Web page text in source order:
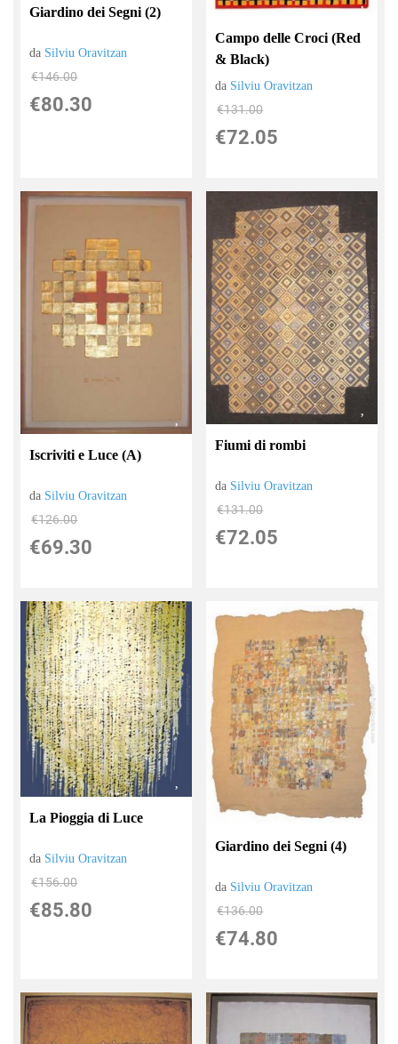
Giardino dei Segni (2)
da Silviu Oravitzan
€146.00
€80.30
Campo delle Croci (Red
& Black)
da Silviu Oravitzan
€131.00
€72.05
Iscriviti e Luce (A)
da Silviu Oravitzan
€126.00
€69.30
Fiumi di rombi
da Silviu Oravitzan
€131.00
€72.05
La Pioggia di Luce
da Silviu Oravitzan
€156.00
€85.80
Giardino dei Segni (4)
da Silviu Oravitzan
€136.00
€74.80